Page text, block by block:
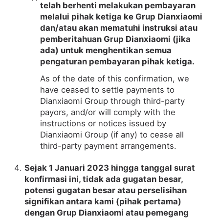
telah berhenti melakukan pembayaran
melalui pihak ketiga ke Grup Dianxiaomi
dan/atau akan mematuhi instruksi atau
pemberitahuan Grup Dianxiaomi (jika
ada) untuk menghentikan semua
pengaturan pembayaran pihak ketiga.
As of the date of this confirmation, we
have ceased to settle payments to
Dianxiaomi Group through third-party
payors, and/or will comply with the
instructions or notices issued by
Dianxiaomi Group (if any) to cease all
third-party payment arrangements.
Sejak 1 Januari 2023 hingga tanggal surat
konfirmasi ini, tidak ada gugatan besar,
potensi gugatan besar atau perselisihan
signifikan antara kami (pihak pertama)
dengan Grup Dianxiaomi atau pemegang